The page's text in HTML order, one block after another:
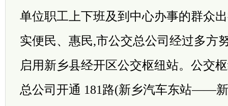
单位职工上下班及到中心办事的群众
实便民、惠民,市公交总公司经过多方
启用新乡县经开区公交枢纽站。公交
总公司开通 181路(新乡汽车东站——